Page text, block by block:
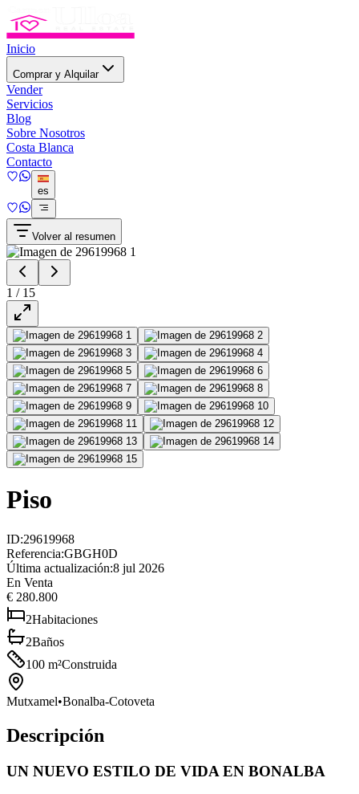
Inicio
Comprar y Alquilar
Vender
Servicios
Blog
Sobre Nosotros
Costa Blanca
Contacto
es
Volver al resumen
1 / 15
Piso
ID:29619968
Referencia:GBGH0D
Última actualización:8 jul 2026
En Venta
€ 280.800
2Habitaciones
2Baños
100 m²Construida
Mutxamel•Bonalba-Cotoveta
Descripción
UN NUEVO ESTILO DE VIDA EN BONALBA